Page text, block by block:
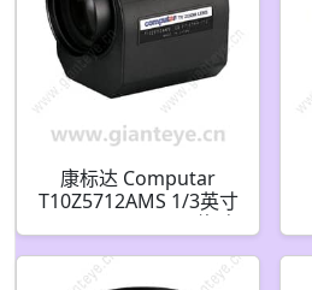
康标达 Computar
T10Z5712AMS 1/3英寸
5.7-57mm F1.2 10倍 电
点(CS接口)